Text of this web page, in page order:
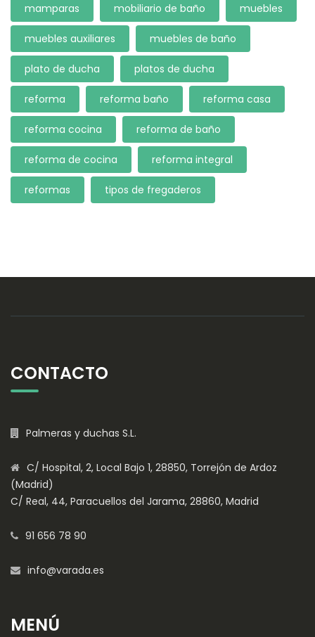
mamparas mobiliario de baño muebles
muebles auxiliares muebles de baño
plato de ducha platos de ducha
reforma reforma baño reforma casa
reforma cocina reforma de baño
reforma de cocina reforma integral
reformas tipos de fregaderos
CONTACTO
Palmeras y duchas S.L.
C/ Hospital, 2, Local Bajo 1, 28850, Torrejón de Ardoz
(Madrid)
C/ Real, 44, Paracuellos del Jarama, 28860, Madrid
91 656 78 90
info@varada.es
MENÚ